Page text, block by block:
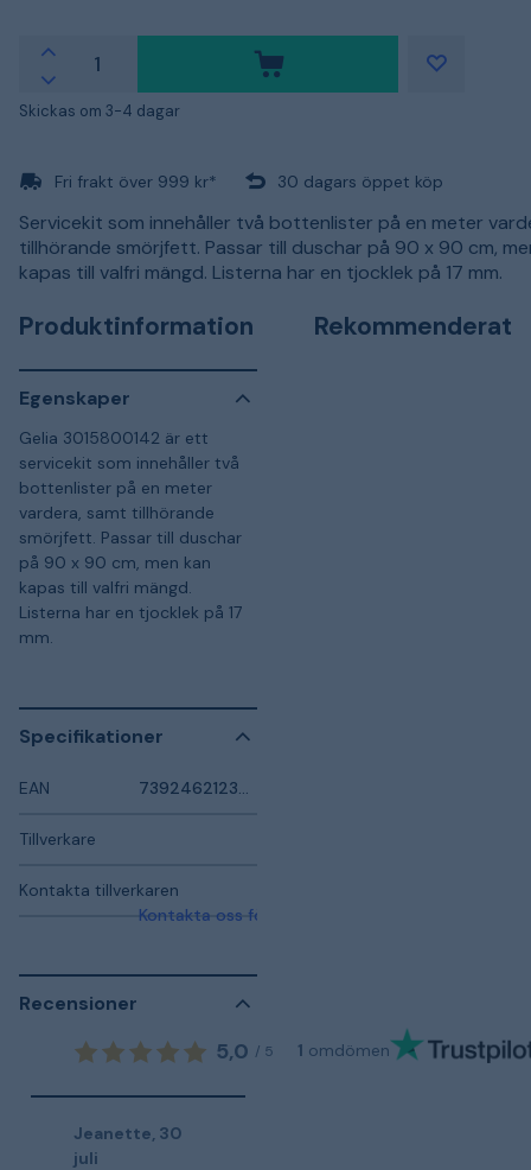
Skickas om 3-4 dagar
Fri frakt över 999 kr* 30 dagars öppet köp
Servicekit som innehåller två bottenlister på en meter
tillhörande smörjfett. Passar till duschar på 90 x 90 cm,
kapas till valfri mängd. Listerna har en tjocklek på 17 mm.
Produktinformation
Egenskaper
Gelia 3015800142 är ett
servicekit som innehåller två
bottenlister på en meter
vardera, samt tillhörande
smörjfett. Passar till duschar
på 90 x 90 cm, men kan
kapas till valfri mängd.
Listerna har en tjocklek på 17
mm.
Specifikationer
EAN
Tillverkare
Kontakta tillverkaren
Kontakta oss för mer information
Recensioner
5,0 / 5 1 omdömen
Jeanette 30
juli
Rekommenderat